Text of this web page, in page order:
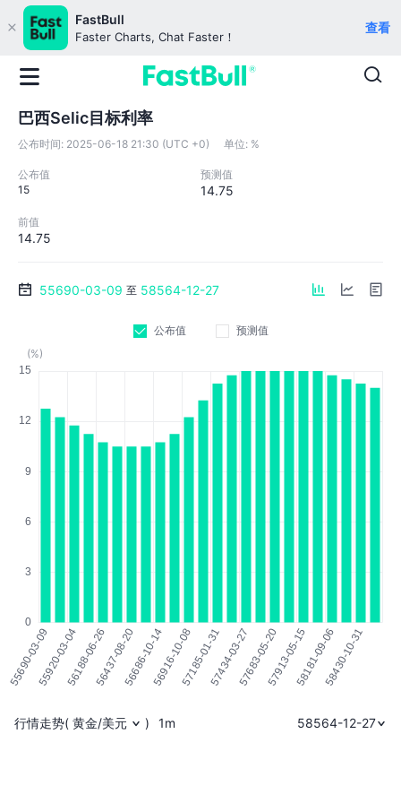
FastBull
Faster Charts, Chat Faster！
查看
巴西Selic目标利率
公布时间: 2025-06-18 21:30 (UTC +0) 单位: %
公布值
15
预测值
14.75
前值
14.75
55690-03-09 至 58564-12-27
公布值
预测值
(%)
行情走势( 黄金/美元 ) 1m 58564-12-27